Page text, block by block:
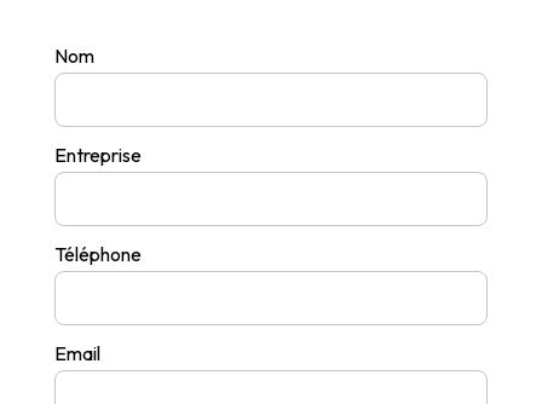
Nom
Entreprise
Téléphone
Email